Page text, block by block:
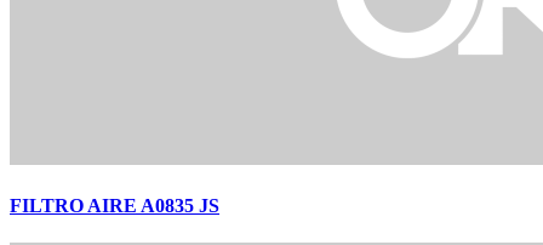
FILTRO AIRE A0835 JS